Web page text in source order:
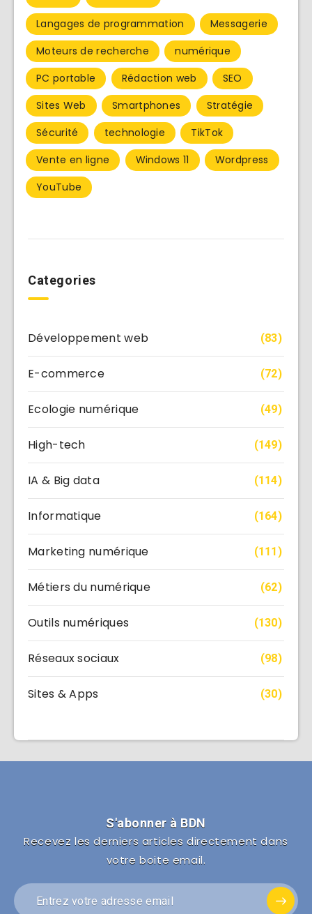
Langages de programmation
Messagerie
Moteurs de recherche
numérique
PC portable
Rédaction web
SEO
Sites Web
Smartphones
Stratégie
Sécurité
technologie
TikTok
Vente en ligne
Windows 11
Wordpress
YouTube
Categories
Développement web (83)
E-commerce (72)
Ecologie numérique (49)
High-tech (149)
IA & Big data (114)
Informatique (164)
Marketing numérique (111)
Métiers du numérique (62)
Outils numériques (130)
Réseaux sociaux (98)
Sites & Apps (30)
S'abonner à BDN
Recevez les derniers articles directement dans
votre boite email.